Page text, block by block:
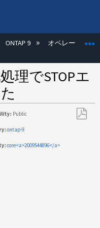
/折りたたむ
ONTAP 9 オペレーティン
理でSTOPエ
Public
ontap-9
core<a>2009544896</a>